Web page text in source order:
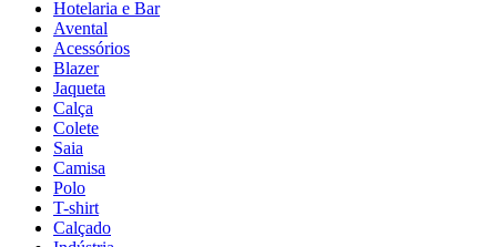
Hotelaria e Bar
Avental
Acessórios
Blazer
Jaqueta
Calça
Colete
Saia
Camisa
Polo
T-shirt
Calçado